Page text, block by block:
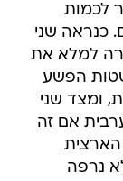
לכמות
כנראה שני
למלא את
הפשע
ומצד שני
אם זה
נרפה